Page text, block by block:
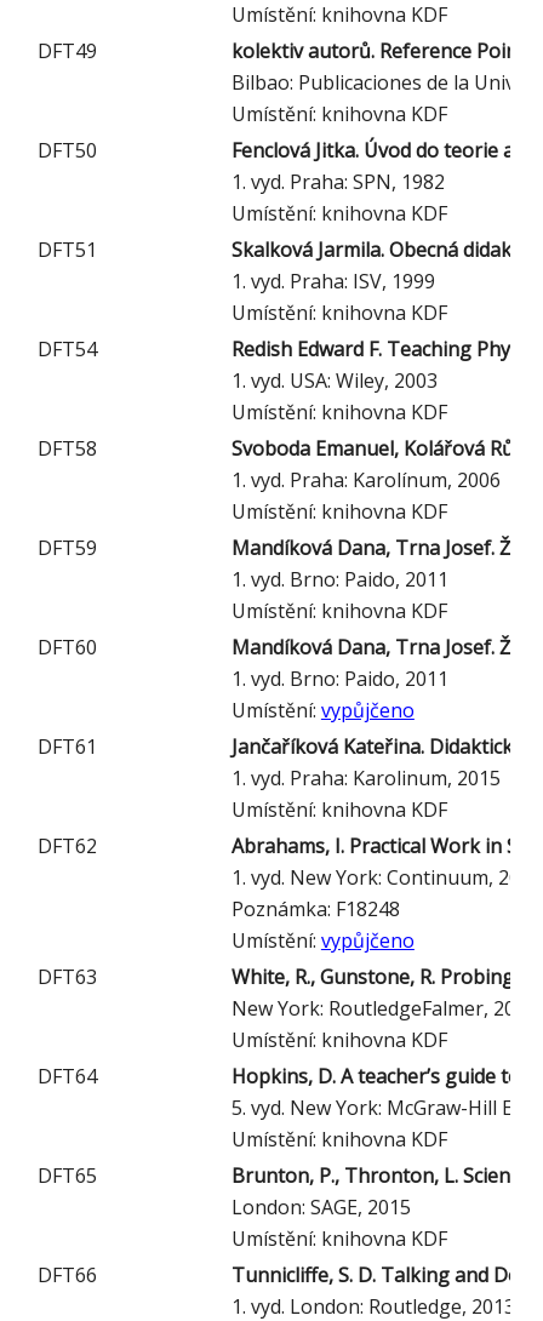
Umístění: knihovna KDF
DFT49
kolektiv autorů. Reference
Bilbao: Publicaciones de la
Umístění: knihovna KDF
DFT50
Fenclová Jitka. Úvod do teorie a
1. vyd. Praha: SPN, 1982
Umístění: knihovna KDF
DFT51
Skalková Jarmila. Obecná
1. vyd. Praha: ISV, 1999
Umístění: knihovna KDF
DFT54
Redish Edward F. Teaching
1. vyd. USA: Wiley, 2003
Umístění: knihovna KDF
DFT58
Svoboda Emanuel, Kolářová
1. vyd. Praha: Karolínum, 2006
Umístění: knihovna KDF
DFT59
Mandíková Dana, Trna Josef.
1. vyd. Brno: Paido, 2011
Umístění: knihovna KDF
DFT60
Mandíková Dana, Trna Josef.
1. vyd. Brno: Paido, 2011
Umístění: vypůjčeno
DFT61
Jančaříková Kateřina. Didaktické
1. vyd. Praha: Karolinum, 2015
Umístění: knihovna KDF
DFT62
Abrahams, I. Practical Work in
1. vyd. New York: Continuum, 2011
Poznámka: F18248
Umístění: vypůjčeno
DFT63
White, R., Gunstone, R. Probing
New York: RoutledgeFalmer, 2006
Umístění: knihovna KDF
DFT64
Hopkins, D. A teacher’s guide to
5. vyd. New York: McGraw-Hill
Umístění: knihovna KDF
DFT65
Brunton, P., Thronton, L. Science
London: SAGE, 2015
Umístění: knihovna KDF
DFT66
Tunnicliffe, S. D. Talking and
1. vyd. London: Routledge, 2013